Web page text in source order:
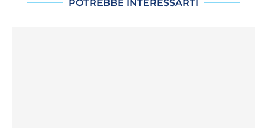
POTREBBE INTERESSARTI